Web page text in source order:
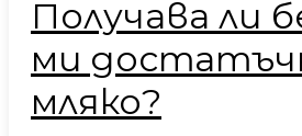
Получава ли
ми
мляко?